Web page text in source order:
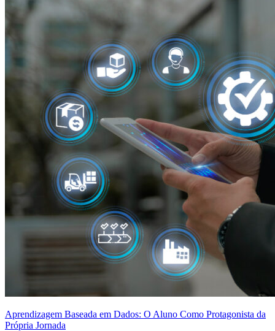
Aprendizagem Baseada em Dados: O Aluno Como Protagonista da
Própria Jornada